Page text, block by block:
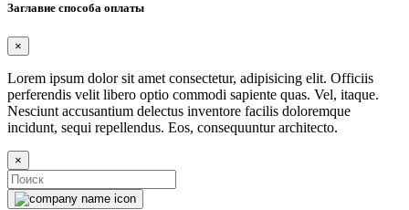
Заглавие способа оплаты
×
Lorem ipsum dolor sit amet consectetur, adipisicing elit. Officiis
perferendis velit libero optio commodi sapiente quas. Vel, itaque.
Nesciunt accusantium delectus inventore facilis doloremque
incidunt, sequi repellendus. Eos, consequuntur architecto.
×